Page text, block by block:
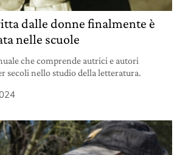
dalle donne finalmente è
nelle scuole
che comprende autrici e autori
secoli nello studio della letteratura.